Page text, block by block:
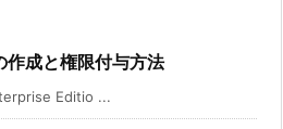
作成と権限付与方法
Editio ...